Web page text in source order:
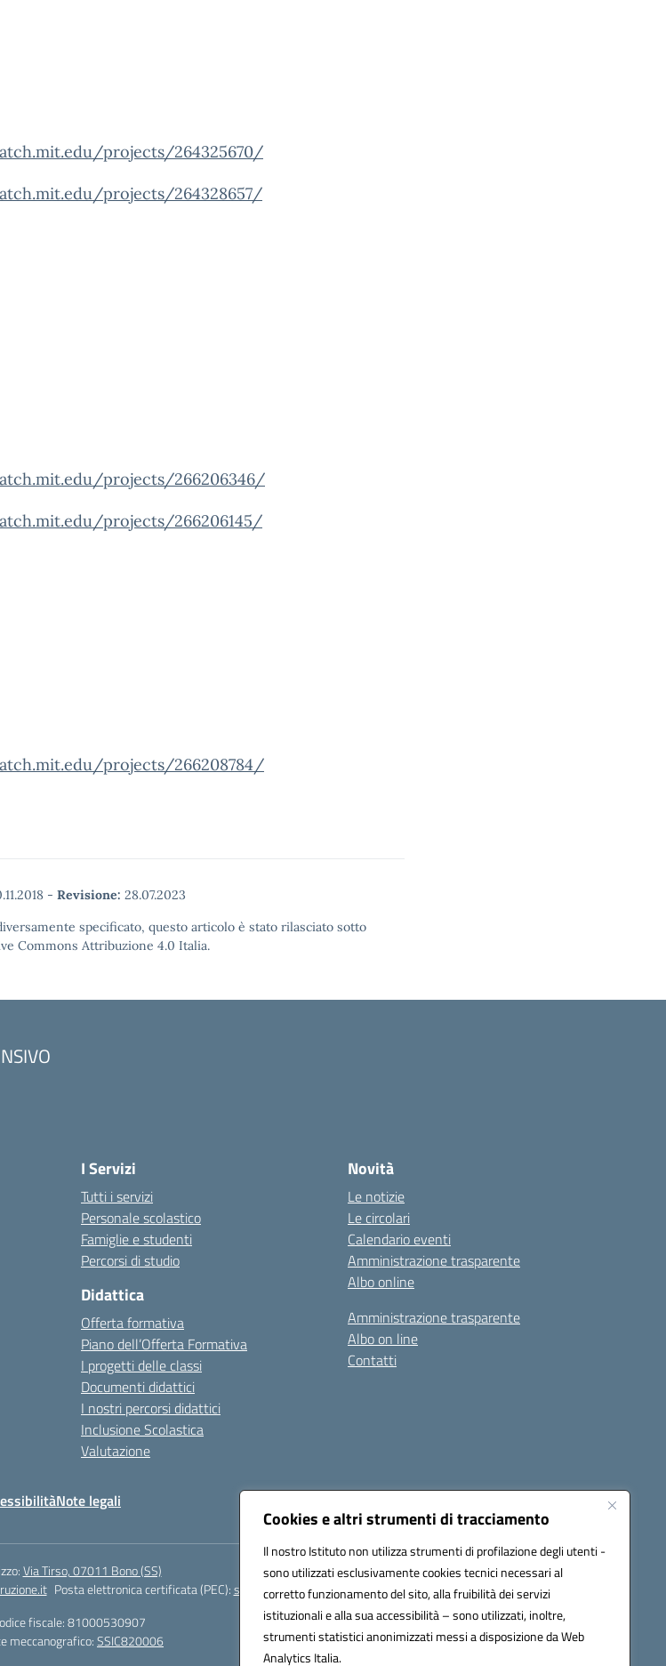
Cookies e altri strumenti di tracciamento
Il nostro Istituto non utilizza strumenti di profilazione degli utenti -
sono utilizzati esclusivamente cookies tecnici necessari al
corretto funzionamento del sito, alla fruibilità dei servizi
istituzionali e alla sua accessibilità – sono utilizzati, inoltre,
strumenti statistici anonimizzati messi a disposizione da Web
Analytics Italia.
projects/264325670/
projects/264328657/
projects/266206346/
projects/266206145/
projects/266208784/
- Revisione: 28.07.2023
specificato, questo articolo è stato rilasciato sotto
Commons Attribuzione 4.0 Italia.
I Servizi
Tutti i servizi
Personale scolastico
Famiglie e studenti
Percorsi di studio
Didattica
Offerta formativa
Piano dell’Offerta Formativa
I progetti delle classi
Documenti didattici
I nostri percorsi didattici
Inclusione Scolastica
Valutazione
Novità
Le notizie
Le circolari
Calendario eventi
Amministrazione trasparente
Albo online
Amministrazione trasparente
Albo on line
Contatti
Note legali
Via Tirso, 07011 Bono (SS)
Posta elettronica certificata (PEC):ssic820006@pec.istruzione.it
fiscale: 81000530907
meccanografico:SSIC820006